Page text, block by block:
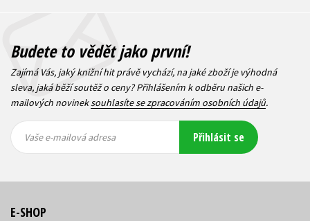
Budete to vědět jako první!
Zajímá Vás, jaký knižní hit právě vychází, na jaké zboží je výhodná
sleva, jaká běží soutěž o ceny? Přihlášením k odběru našich e-
mailových novineksouhlasíte se zpracováním osobních údajů.
mailová
mailová
Vaše e-mailová adresa Přihlásit se
E-SHOP